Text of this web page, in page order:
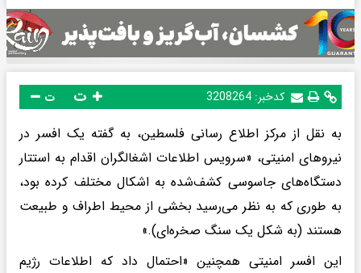
کدخبر: 3208264 ت
به نقل از مرکز اطلاع رسانی فلسطین، به گفته یک افسر در
نیروهای امنیتی، «سرویس اطلاعات اشغالگران اقدام به استتار
دستگاه‌های جاسوسی کشف‌شده به اشکال مختلف کرده بود،
به طوری که به نظر می‌رسید بخشی از محیط اطراف و طبیعت
هستند (به شکل یک سنگ صخره‌ای).»
این افسر امنیتی همچنین «احتمال داد که اطلاعات رژیم